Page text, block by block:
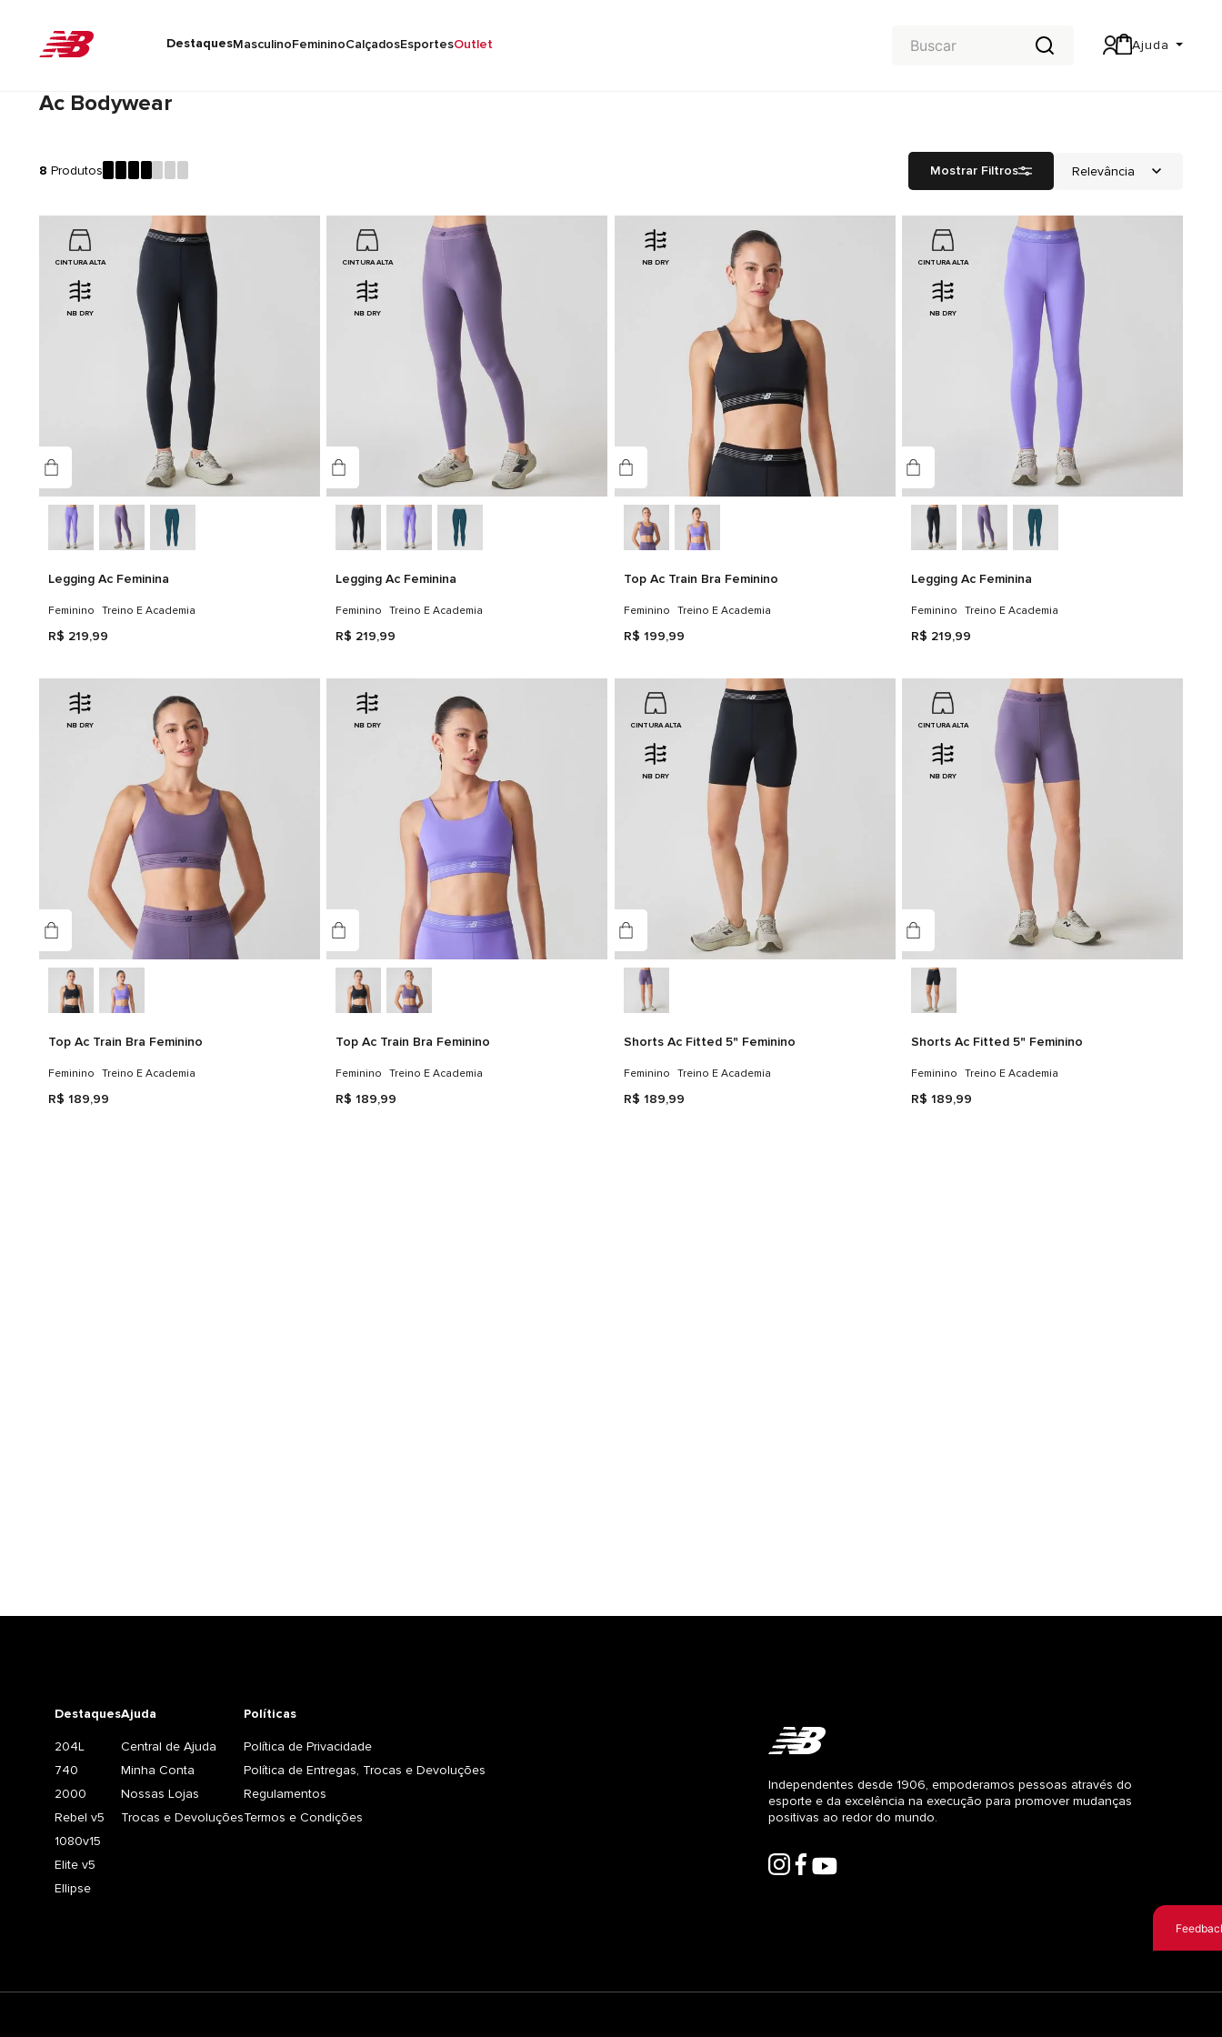
DestaquesMasculinoFemininoCalçadosEsportesOutlet Ajuda
Ac Bodywear
8 Produtos Mostrar Filtros
CINTURA ALTA
NB DRY
Legging Ac Feminina
Feminino Treino E Academia
R$ 219,99
CINTURA ALTA
NB DRY
Legging Ac Feminina
Feminino Treino E Academia
R$ 219,99
NB DRY
Top Ac Train Bra Feminino
Feminino Treino E Academia
R$ 199,99
CINTURA ALTA
NB DRY
Legging Ac Feminina
Feminino Treino E Academia
R$ 219,99
NB DRY
Top Ac Train Bra Feminino
Feminino Treino E Academia
R$ 189,99
NB DRY
Top Ac Train Bra Feminino
Feminino Treino E Academia
R$ 189,99
CINTURA ALTA
NB DRY
Shorts Ac Fitted 5" Feminino
Feminino Treino E Academia
R$ 189,99
CINTURA ALTA
NB DRY
Shorts Ac Fitted 5" Feminino
Feminino Treino E Academia
R$ 189,99
Destaques
204L
740
2000
Rebel v5
1080v15
Elite v5
Ellipse
Ajuda
Central de Ajuda
Minha Conta
Nossas Lojas
Trocas e Devoluções
Políticas
Política de Privacidade
Política de Entregas, Trocas e Devoluções
Regulamentos
Termos e Condições
Independentes desde 1906, empoderamos pessoas através do
esporte e da excelência na execução para promover mudanças
positivas ao redor do mundo.